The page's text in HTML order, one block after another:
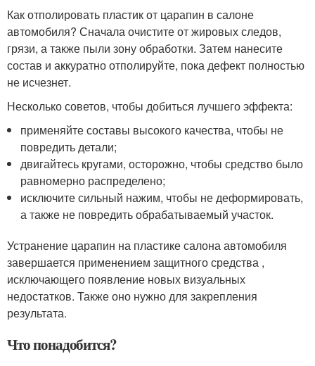
Как отполировать пластик от царапин в салоне
автомобиля? Сначала очистите от жировых следов,
грязи, а также пыли зону обработки. Затем нанесите
состав и аккуратно отполируйте, пока дефект полностью
не исчезнет.
Несколько советов, чтобы добиться лучшего эффекта:
применяйте составы высокого качества, чтобы не
повредить детали;
двигайтесь кругами, осторожно, чтобы средство было
равномерно распределено;
исключите сильный нажим, чтобы не деформировать,
а также не повредить обрабатываемый участок.
Устранение царапин на пластике салона автомобиля
завершается применением защитного средства ,
исключающего появление новых визуальных
недостатков. Также оно нужно для закрепления
результата.
Что понадобится?